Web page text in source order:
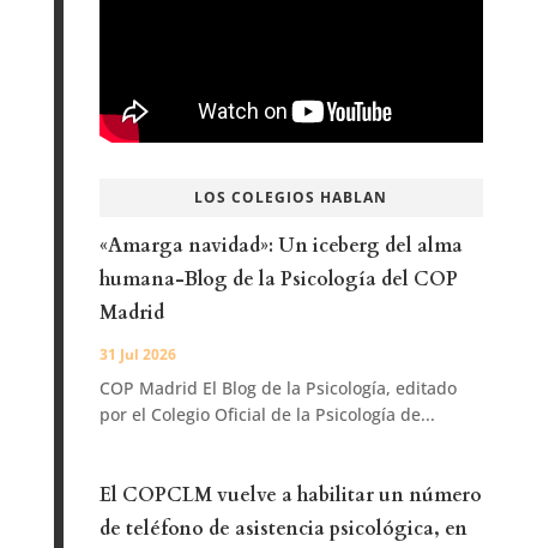
LOS COLEGIOS HABLAN
«Amarga navidad»: Un iceberg del alma
humana-Blog de la Psicología del COP
Madrid
31 Jul 2026
COP Madrid El Blog de la Psicología, editado
por el Colegio Oficial de la Psicología de...
El COPCLM vuelve a habilitar un número
de teléfono de asistencia psicológica, en